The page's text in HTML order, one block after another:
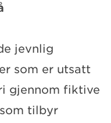
jevnlig
som er utsatt
gjennom fiktive
tilbyr